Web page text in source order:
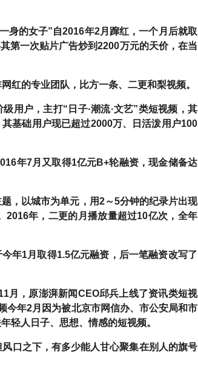
身的女子”自2016年2月蹿红，一个月后就取
第一次贴片广告炒到2200万元的天价，在当
红的专业团队 ，比方一条、二更和梨视频。
用户，主打“日子·潮流·文艺”类短视频，其
基础用户现已超过2000万、日活泼用户100
年7月又取得1亿元B+轮融资，现金储备达
，以城市为单元，用2～5分钟的纪录片出现
2016年，二更的月播放量超过10亿次，全年
年1月取得1.5亿元融资，后一笔融资改写了
月，原澎湃新闻CEO邱兵上线了资讯类短视
今年2月因为被北京市网信办、市公安局和市
轻人日子、思想、情感的短视频。
口之下，有多少能人甘心聚集在别人的旗号